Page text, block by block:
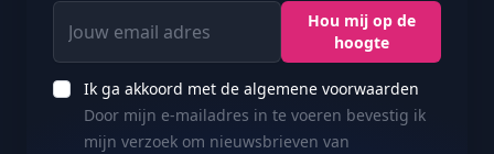
Jouw email adres
Hou mij op de
hoogte
Ik ga akkoord met de algemene voorwaarden
Door mijn e-mailadres in te voeren bevestig ik
mijn verzoek om nieuwsbrieven van